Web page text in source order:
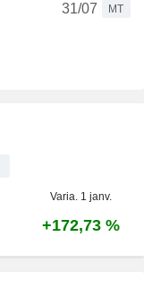
31/07
MT
Varia. 1 janv.
+172,73 %